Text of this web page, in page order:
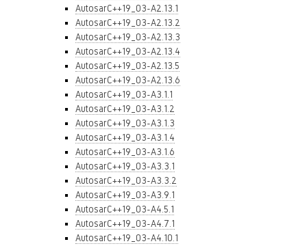
AutosarC++19_03-A2.13.1
AutosarC++19_03-A2.13.2
AutosarC++19_03-A2.13.3
AutosarC++19_03-A2.13.4
AutosarC++19_03-A2.13.5
AutosarC++19_03-A2.13.6
AutosarC++19_03-A3.1.1
AutosarC++19_03-A3.1.2
AutosarC++19_03-A3.1.3
AutosarC++19_03-A3.1.4
AutosarC++19_03-A3.1.6
AutosarC++19_03-A3.3.1
AutosarC++19_03-A3.3.2
AutosarC++19_03-A3.9.1
AutosarC++19_03-A4.5.1
AutosarC++19_03-A4.7.1
AutosarC++19_03-A4.10.1